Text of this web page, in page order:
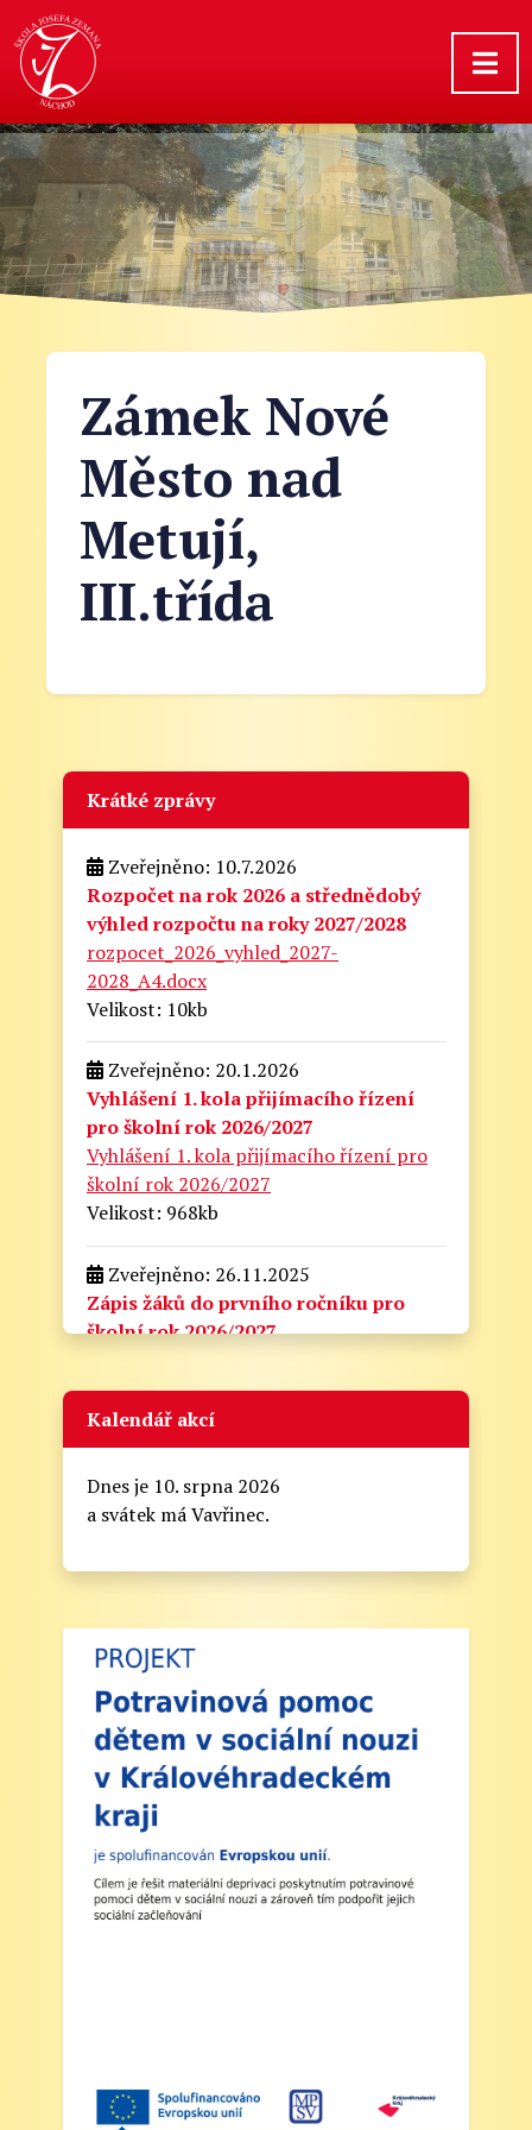
Zámek Nové
Město nad
Metují,
III.třída
Krátké zprávy
Zveřejněno: 10.7.2026
Rozpočet na rok 2026 a střednědobý
výhled rozpočtu na roky 2027/2028
rozpocet_2026_vyhled_2027-
2028_A4.docx
Velikost: 10kb
Zveřejněno: 20.1.2026
Vyhlášení 1. kola přijímacího řízení
pro školní rok 2026/2027
Vyhlášení 1. kola přijímacího řízení pro
školní rok 2026/2027
Velikost: 968kb
Zveřejněno: 26.11.2025
Zápis žáků do prvního ročníku pro
školní rok 2026/2027
Velikost: 175kb
Zveřejněno: 21.8.2025
Zahájení školního roku 2025/2026
Informační lístek pro rodiče - Zahájení školního
zde naleznete nejdůležitější informace k
zahájení školního roku 2025/2026:
1. Zahájení školního roku: Výuka bude
zahájena v pondělí 1. září 2025. Tento den
končí po 1. vyučovací hodině. Provoz školní
družiny nebude zajištěn a obědy se v tento den
neposkytují.
2. Výuka: Od úterý 2. září 2025 bude probíhat
výuka denně od 8:00 do 11:25 hodin.
schválenou přihláškou do ŠD).
Kalendář akcí
Dnes je 10. srpna 2026
a svátek má Vavřinec.